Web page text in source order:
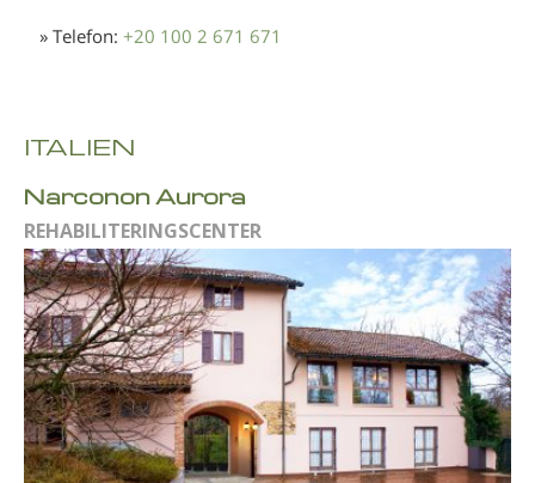
» Telefon: +20 100 2 671 671
ITALIEN
Narconon Aurora
REHABILITERINGSCENTER